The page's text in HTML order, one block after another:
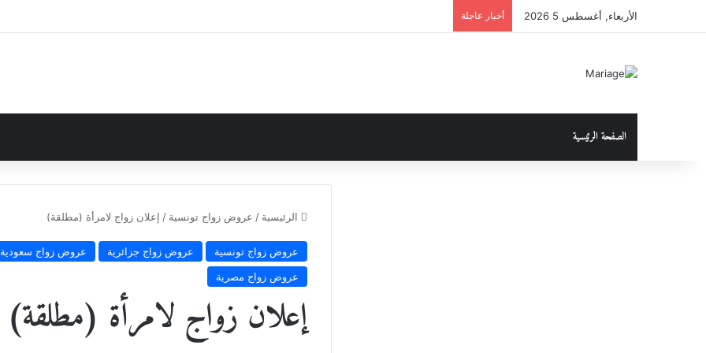
الأربعاء, أغسطس 5 2026 أخبار عاجلة
الصفحة الرئيسية
الرئيسية / عروض زواج تونسية / إعلان زواج لامرأة (مطلقة)
عروض زواج تونسية عروض زواج جزائرية عروض زواج سعودية
عروض زواج مصرية
إعلان زواج لامرأة (مطلقة)